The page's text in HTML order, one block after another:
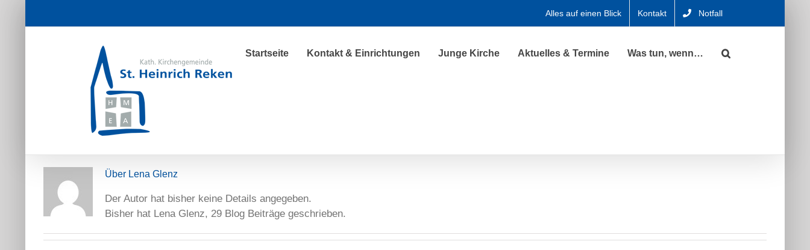
Alles auf einen Blick Kontakt Notfall
Startseite Kontakt & Einrichtungen Junge Kirche Aktuelles & Termine Was tun, wenn…
Über Lena Glenz
Der Autor hat bisher keine Details angegeben.
Bisher hat Lena Glenz, 29 Blog Beiträge geschrieben.